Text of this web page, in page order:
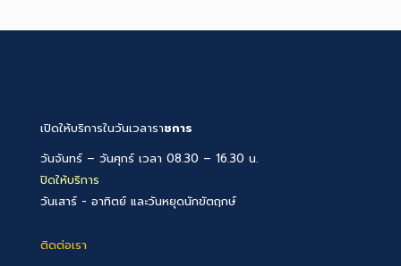
เปิดให้บริการในวันเวลาราชการ
วันจันทร์ – วันศุกร์ เวลา 08.30 – 16.30 น.
ปิดให้บริการ
วันเสาร์ - อาทิตย์ และวันหยุดนักขัตฤกษ์
ติดต่อเรา